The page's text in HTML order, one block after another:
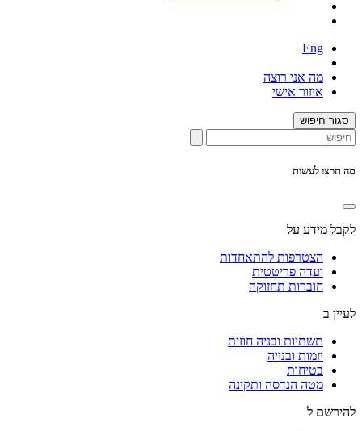
Eng
מה אני רוצה
איזור אישי
סגור חיפוש
מה תרצו לעשות
לקבל מידע על
הצטרפות להתאחדות
ועדה פריטטית
חוברות תחזוקה
לעיין ב
תשתיות ובניה חוזית
יזמות ובנייה
בטיחות
מטה הנדסה ותקינה
להירשם ל